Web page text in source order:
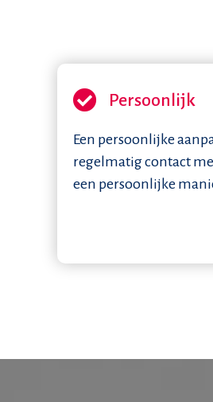
Persoonlijk
Een persoonlijke
regelmatig contact
een persoonlijke